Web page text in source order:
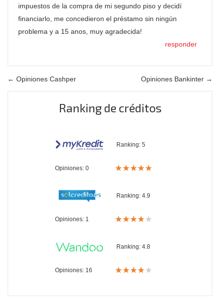
impuestos de la compra de mi segundo piso y decidí
financiarlo, me concedieron el préstamo sin ningún
problema y a 15 anos, muy agradecida!
responder
← Opiniones Cashper Opiniones Bankinter →
Ranking de créditos
Ranking: 5
Opiniones: 0
Ranking: 4.9
Opiniones: 1
Ranking: 4.8
Opiniones: 16